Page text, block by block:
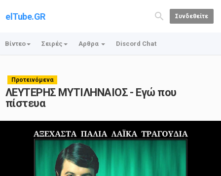
elTube.GR Συνδεθείτε
Βίντεο Σειρές Αρθρα Discord Chat
Προτεινόμενα
ΛΕΥΤΕΡΗΣ ΜΥΤΙΛΗΝΑΙΟΣ - Εγώ που
πίστευα